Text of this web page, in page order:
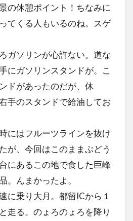
の休憩ポイント！ちなみに
てくる人もいるのね。スゲ
ガソリンが心許ない。道な
にガソリンスタンドが。こ
ドがあったのだが、休
手のスタンドで給油してお
にはフルーツラインを抜け
が、今回はこのままぶどう
にあるこの地で食した巨峰
。んまかったよ。
に乗り大月。都留ICから１
走る。のょろのょろを降り